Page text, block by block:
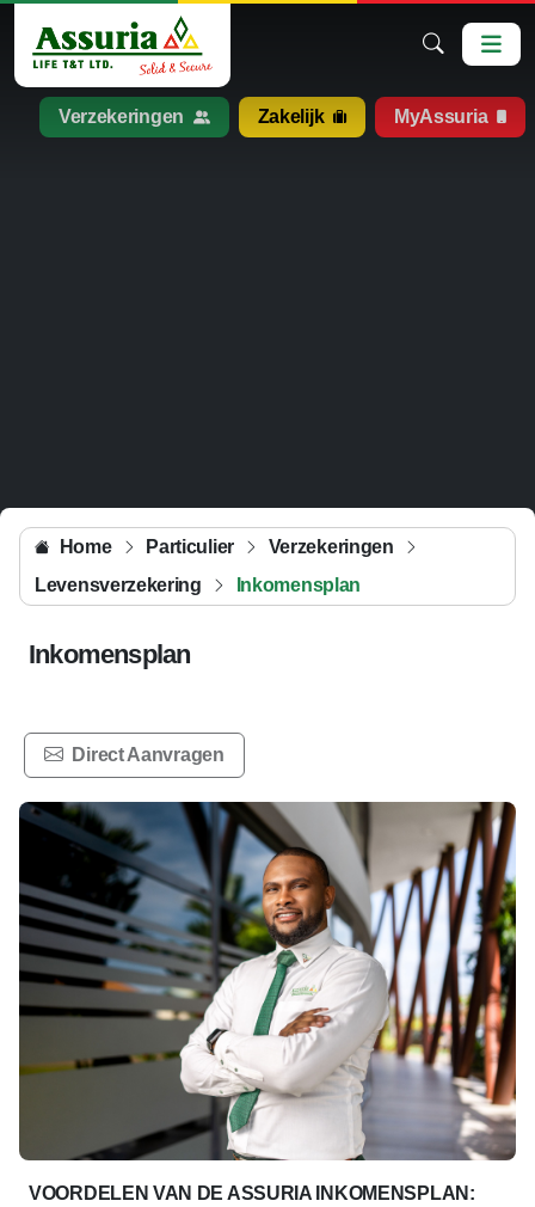
Verzekeringen Zakelijk MyAssuria
Home Particulier
Verzekeringen
Levensverzekering
Inkomensplan
Inkomensplan
Direct Aanvragen
VOORDELEN VAN DE ASSURIA INKOMENSPLAN: